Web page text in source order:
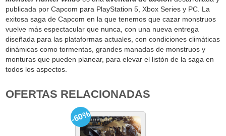
publicada por Capcom para PlayStation 5, Xbox Series y PC. La
exitosa saga de Capcom en la que tenemos que cazar monstruos
vuelve más espectacular que nunca, con una nueva entrega
diseñada para las plataformas actuales, con condiciones climáticas
dinámicas como tormentas, grandes manadas de monstruos y
monturas que pueden planear, para elevar el listón de la saga en
todos los aspectos.
OFERTAS RELACIONADAS
-60%